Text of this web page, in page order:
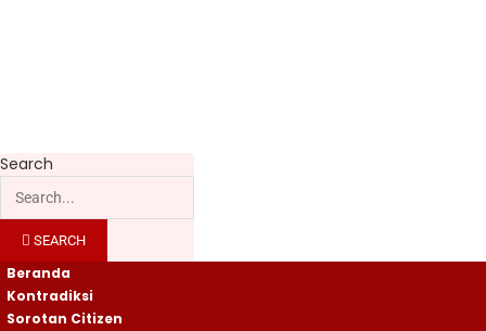
Search
SEARCH
Beranda
Kontradiksi
Sorotan Citizen